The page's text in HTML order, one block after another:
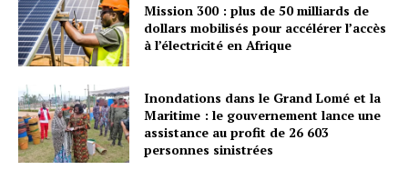
Mission 300 : plus de 50 milliards de
dollars mobilisés pour accélérer l’accès
à l’électricité en Afrique
Inondations dans le Grand Lomé et la
Maritime : le gouvernement lance une
assistance au profit de 26 603
personnes sinistrées